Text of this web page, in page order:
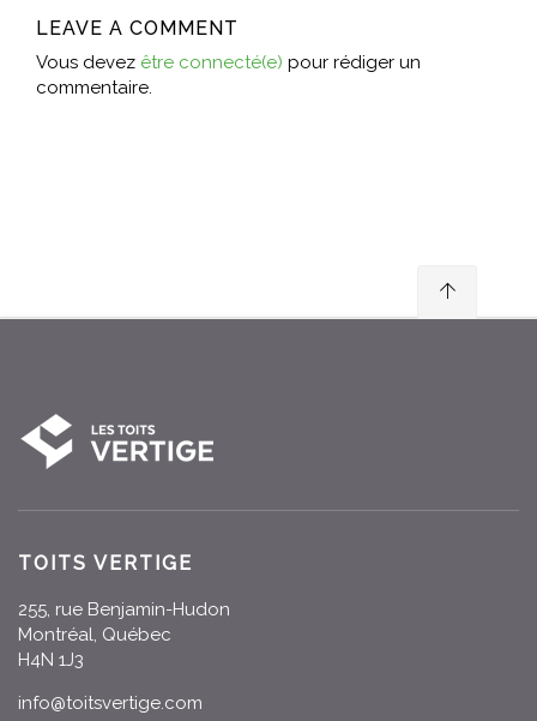
LEAVE A COMMENT
Vous devez être connecté(e) pour rédiger un
commentaire.
TOITS VERTIGE
255, rue Benjamin-Hudon
Montréal, Québec
H4N 1J3
info@toitsvertige.com